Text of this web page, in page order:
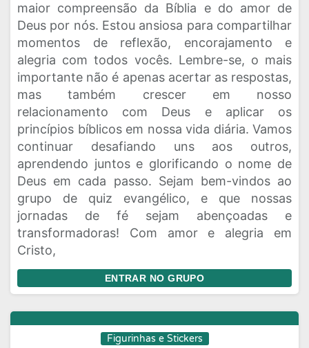
maior compreensão da Bíblia e do amor de
Deus por nós. Estou ansiosa para compartilhar
momentos de reflexão, encorajamento e
alegria com todos vocês. Lembre-se, o mais
importante não é apenas acertar as respostas,
mas também crescer em nosso
relacionamento com Deus e aplicar os
princípios bíblicos em nossa vida diária. Vamos
continuar desafiando uns aos outros,
aprendendo juntos e glorificando o nome de
Deus em cada passo. Sejam bem-vindos ao
grupo de quiz evangélico, e que nossas
jornadas de fé sejam abençoadas e
transformadoras! Com amor e alegria em
Cristo,
ENTRAR NO GRUPO
Figurinhas e Stickers